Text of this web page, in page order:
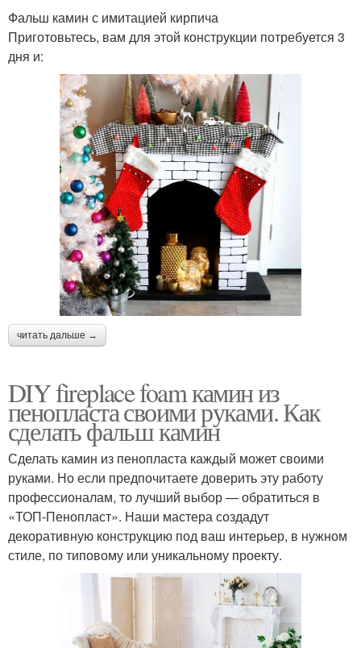
Фальш камин с имитацией кирпича
Приготовьтесь, вам для этой конструкции потребуется 3
дня и:
читать дальше →
DIY fireplace foam камин из
пенопласта своими руками. Как
сделать фальш камин
Сделать камин из пенопласта каждый может своими
руками. Но если предпочитаете доверить эту работу
профессионалам, то лучший выбор — обратиться в
«ТОП-Пенопласт». Наши мастера создадут
декоративную конструкцию под ваш интерьер, в нужном
стиле, по типовому или уникальному проекту.